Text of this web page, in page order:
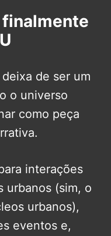
finalmente
de ser um
o universo
como peça
interações
urbanos (sim, o
urbanos),
eventos e,